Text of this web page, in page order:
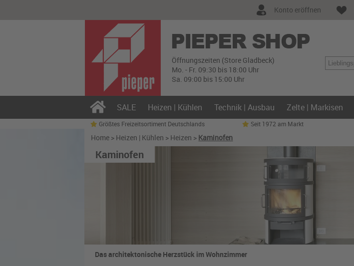
Konto eröffnen
Öffnungszeiten (Store Gladbeck)
Mo. - Fr. 09:30 bis 18:00 Uhr
Sa. 09:00 bis 15:00 Uhr
SALE Heizen | Kühlen Technik | Ausbau Zelte | Markisen
Größtes Freizeitsortiment Deutschlands Seit 1972 am Markt
Home > Heizen | Kühlen > Heizen > Kaminofen
Kaminofen
Das architektonische Herzstück im Wohnzimmer